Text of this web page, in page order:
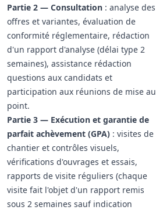
Partie 2 — Consultation : analyse des
offres et variantes, évaluation de
conformité réglementaire, rédaction
d'un rapport d'analyse (délai type 2
semaines), assistance rédaction
questions aux candidats et
participation aux réunions de mise au
point.
Partie 3 — Exécution et garantie de
parfait achèvement (GPA) : visites de
chantier et contrôles visuels,
vérifications d'ouvrages et essais,
rapports de visite réguliers (chaque
visite fait l'objet d'un rapport remis
sous 2 semaines sauf indication